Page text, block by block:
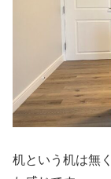
机という机は無